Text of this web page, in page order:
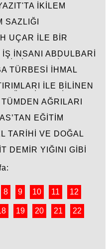
İKİLEM
SAZLIĞI
UÇAR İLE BİR
İNSANI ABDULBARİ
TÜRBESİ İHMAL
İLE BİLİNEN
AĞRILARI
EĞİTİM
TARİHİ VE DOĞAL
DEMİR YIĞINI GİBİ
8 9 10 11 12
19 20 21 22